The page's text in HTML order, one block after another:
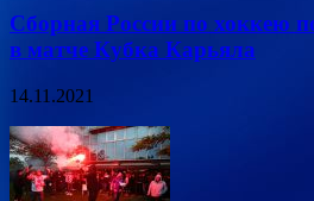
Сборная России по хоккею
в матче Кубка Карьяла
14.11.2021